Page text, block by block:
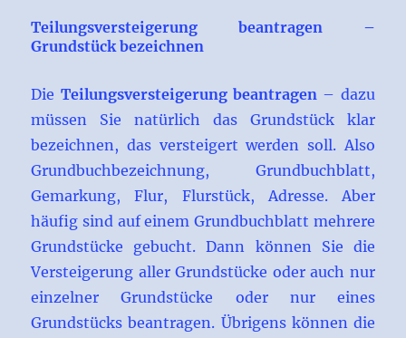
Teilungsversteigerung beantragen –
Grundstück bezeichnen
Die Teilungsversteigerung beantragen – dazu
müssen Sie natürlich das Grundstück klar
bezeichnen, das versteigert werden soll. Also
Grundbuchbezeichnung, Grundbuchblatt,
Gemarkung, Flur, Flurstück, Adresse. Aber
häufig sind auf einem Grundbuchblatt mehrere
Grundstücke gebucht. Dann können Sie die
Versteigerung aller Grundstücke oder auch nur
einzelner Grundstücke oder nur eines
Grundstücks beantragen. Übrigens können die